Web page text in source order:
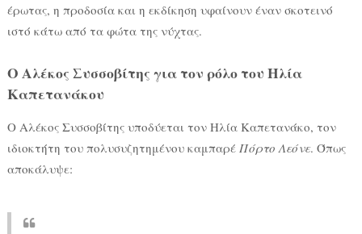
έρωτας, η προδοσία και η εκδίκηση υφαίνουν έναν σκοτεινό
ιστό κάτω από τα φώτα της νύχτας.
Ο Αλέκος Συσσοβίτης για τον ρόλο του Ηλία
Καπετανάκου
Ο Αλέκος Συσσοβίτης υποδύεται τον Ηλία Καπετανάκο, τον
ιδιοκτήτη του πολυσυζητημένου καμπαρέ Πόρτο Λεόνε. Όπως
αποκάλυψε: